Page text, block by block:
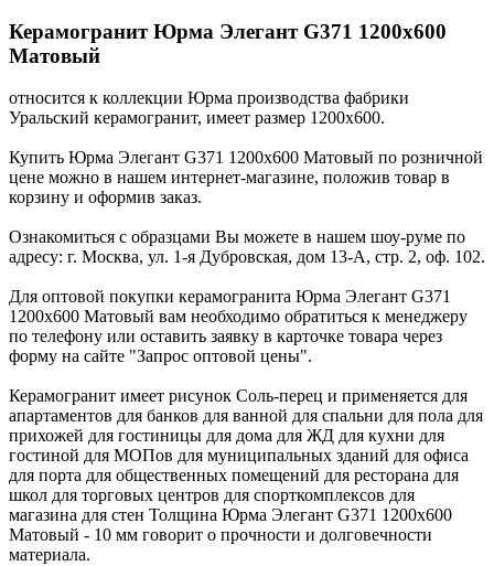
Керамогранит Юрма Элегант G371 1200x600
Матовый
относится к коллекции Юрма производства фабрики
Уральский керамогранит, имеет размер 1200x600.
Купить Юрма Элегант G371 1200x600 Матовый по розничной
цене можно в нашем интернет-магазине, положив товар в
корзину и оформив заказ.
Ознакомиться с образцами Вы можете в нашем шоу-руме по
адресу: г. Москва, ул. 1-я Дубровская, дом 13-А, стр. 2, оф. 102.
Для оптовой покупки керамогранита Юрма Элегант G371
1200x600 Матовый вам необходимо обратиться к менеджеру
по телефону или оставить заявку в карточке товара через
форму на сайте "Запрос оптовой цены".
Керамогранит имеет рисунок Соль-перец и применяется для
апартаментов для банков для ванной для спальни для пола для
прихожей для гостиницы для дома для ЖД для кухни для
гостиной для МОПов для муниципальных зданий для офиса
для порта для общественных помещений для ресторана для
школ для торговых центров для спорткомплексов для
магазина для стен Толщина Юрма Элегант G371 1200x600
Матовый - 10 мм говорит о прочности и долговечности
материала.